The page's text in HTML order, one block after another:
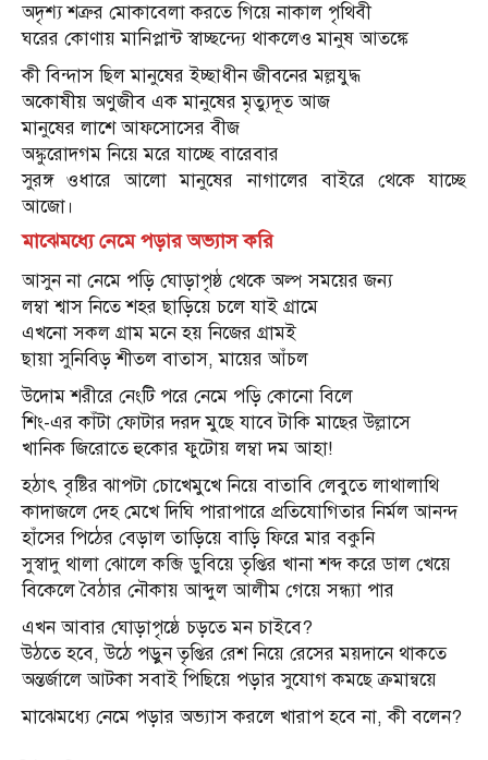
অদৃশ্য শত্রুর মোকাবেলা করতে গিয়ে নাকাল পৃথিবী
ঘরের কোণায় মানিপ্লান্ট স্বাচ্ছন্দ্যে থাকলেও মানুষ আতঙ্কে
কী বিন্দাস ছিল মানুষের ইচ্ছাধীন জীবনের মল্লযুদ্ধ
অকোষীয় অণুজীব এক মানুষের মৃত্যুদূত আজ
মানুষের লাশে আফসোসের বীজ
অঙ্কুরোদগম নিয়ে মরে যাচ্ছে বারেবার
সুরঙ্গ ওধারে আলো মানুষের নাগালের বাইরে থেকে যাচ্ছে
আজো।
মাঝেমধ্যে নেমে পড়ার অভ্যাস করি
আসুন না নেমে পড়ি ঘোড়াপৃষ্ঠ থেকে অল্প সময়ের জন্য
লম্বা শ্বাস নিতে শহর ছাড়িয়ে চলে যাই গ্রামে
এখনো সকল গ্রাম মনে হয় নিজের গ্রামই
ছায়া সুনিবিড় শীতল বাতাস, মায়ের আঁচল
উদোম শরীরে নেংটি পরে নেমে পড়ি কোনো বিলে
শিং-এর কাঁটা ফোটার দরদ মুছে যাবে টাকি মাছের উল্লাসে
খানিক জিরোতে হুকোর ফুটোয় লম্বা দম আহা!
হঠাৎ বৃষ্টির ঝাপটা চোখেমুখে নিয়ে বাতাবি লেবুতে লাথালাথি
কাদাজলে দেহ মেখে দিঘি পারাপারে প্রতিযোগিতার নির্মল আনন্দ
হাঁসের পিঠের বেড়াল তাড়িয়ে বাড়ি ফিরে মার বকুনি
সুস্বাদু থালা ঝোলে কব্জি ডুবিয়ে তৃপ্তির খানা শব্দ করে ডাল খেয়ে
বিকেলে বৈঠার নৌকায় আব্দুল আলীম গেয়ে সন্ধ্যা পার
এখন আবার ঘোড়াপৃষ্ঠে চড়তে মন চাইবে?
উঠতে হবে, উঠে পড়ুন তৃপ্তির রেশ নিয়ে রেসের ময়দানে থাকতে
অন্তর্জালে আটকা সবাই পিছিয়ে পড়ার সুযোগ কমছে ক্রমান্বয়ে
মাঝেমধ্যে নেমে পড়ার অভ্যাস করলে খারাপ হবে না, কী বলেন?